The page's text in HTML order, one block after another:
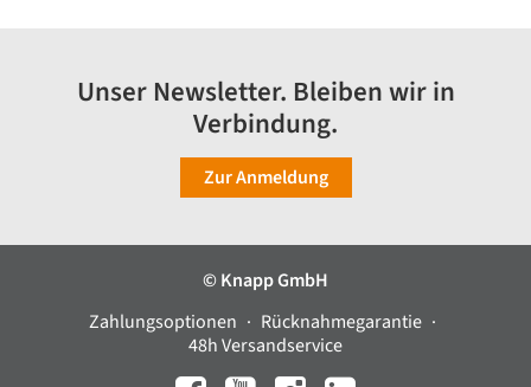
Unser Newsletter. Bleiben wir in
Verbindung.
Zur Anmeldung
© Knapp GmbH
Zahlungsoptionen
Rücknahmegarantie
48h Versandservice